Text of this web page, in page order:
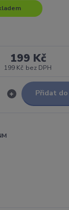
199 Kč
199 Kč bez DPH
Přidat